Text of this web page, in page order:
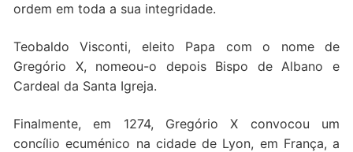
ordem em toda a sua integridade.
Teobaldo Visconti, eleito Papa com o nome de
Gregório X, nomeou-o depois Bispo de Albano e
Cardeal da Santa Igreja.
Finalmente, em 1274, Gregório X convocou um
concílio ecuménico na cidade de Lyon, em França, a